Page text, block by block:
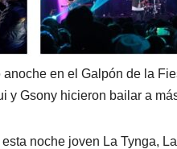
en el Galpón de la
y Gsony hicieron bailar a
noche joven La Tynga,